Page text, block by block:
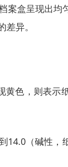
案盒呈现出均
异。
色，则表示
14.0（碱性，